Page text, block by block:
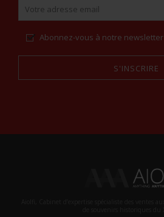
Abonnez-vous à notre newsletter
S'INSCRIRE